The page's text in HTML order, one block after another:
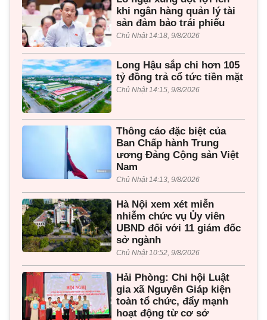
khi ngân hàng quản lý tài
sản đảm bảo trái phiếu
Chủ Nhật 14:18, 9/8/2026
Long Hậu sắp chi hơn 105
tỷ đồng trả cổ tức tiền mặt
Chủ Nhật 14:15, 9/8/2026
Thông cáo đặc biệt của
Ban Chấp hành Trung
ương Đảng Cộng sản Việt
Nam
Chủ Nhật 14:13, 9/8/2026
Hà Nội xem xét miễn
nhiễm chức vụ Ủy viên
UBND đối với 11 giám đốc
sở ngành
Chủ Nhật 10:52, 9/8/2026
Hải Phòng: Chi hội Luật
gia xã Nguyên Giáp kiện
toàn tổ chức, đẩy mạnh
hoạt động từ cơ sở